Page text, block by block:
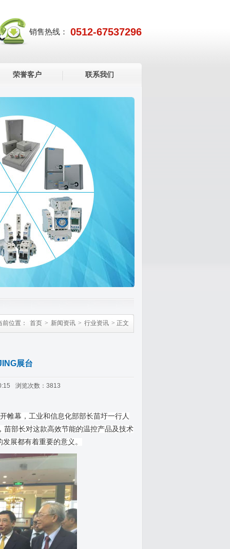
0512-67537296
销售热线：
荣誉客户 联系我们
前位置： 首页 > 新闻资讯 > 行业资讯 > 正文
展台
浏览次数：3813
帷幕，工业和信息化部部长苗圩一行人
苗部长对这款高效节能的温控产品及技术
展都有着重要的意义。